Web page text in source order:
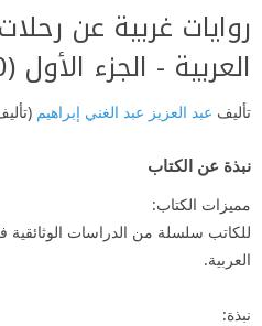
روايات غربية عن
العربية - الجزء الأول (1500-1840)
تأليف عبد العزيز عبد الغني إبراهيم
نبذة عن الكتاب
مميزات الكتاب:
للكاتب سلسلة من الدراسات الوثائقية
العربية.
نبذة: